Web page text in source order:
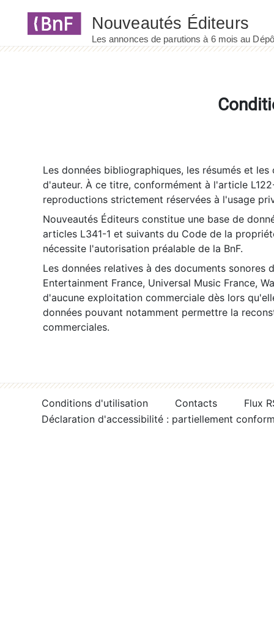
Les données bibliographiques, les résumés et
d'auteur. À ce titre, conformément à l'article
reproductions strictement réservées à l'usage
Nouveautés Éditeurs constitue une base de
articles L341-1 et suivants du Code de la
nécessite l'autorisation préalable de la BnF.
Les données relatives à des documents sonores
Entertainment France, Universal Music France,
d'aucune exploitation commerciale dès lors
données pouvant notamment permettre la
commerciales.
Conditions d'utilisation Contacts
Flux
Déclaration d'accessibilité : partiellement